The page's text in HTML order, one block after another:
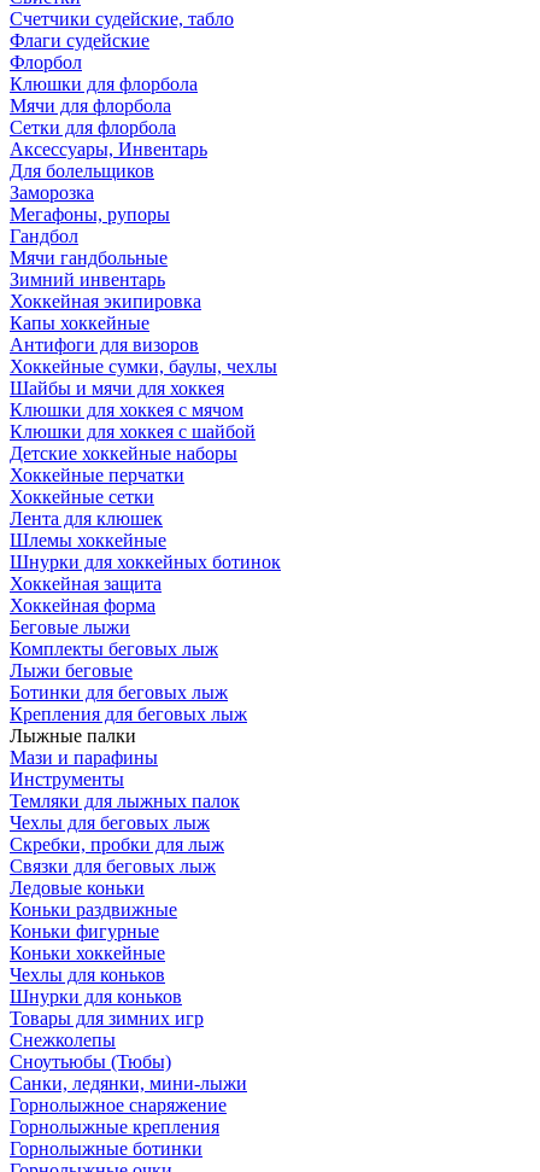
Счетчики судейские, табло
Флаги судейские
Флорбол
Клюшки для флорбола
Мячи для флорбола
Сетки для флорбола
Аксессуары, Инвентарь
Для болельщиков
Заморозка
Мегафоны, рупоры
Гандбол
Мячи гандбольные
Зимний инвентарь
Хоккейная экипировка
Капы хоккейные
Антифоги для визоров
Хоккейные сумки, баулы, чехлы
Шайбы и мячи для хоккея
Клюшки для хоккея с мячом
Клюшки для хоккея с шайбой
Детские хоккейные наборы
Хоккейные перчатки
Хоккейные сетки
Лента для клюшек
Шлемы хоккейные
Шнурки для хоккейных ботинок
Хоккейная защита
Хоккейная форма
Беговые лыжи
Комплекты беговых лыж
Лыжи беговые
Ботинки для беговых лыж
Крепления для беговых лыж
Лыжные палки
Мази и парафины
Инструменты
Темляки для лыжных палок
Чехлы для беговых лыж
Скребки, пробки для лыж
Связки для беговых лыж
Ледовые коньки
Коньки раздвижные
Коньки фигурные
Коньки хоккейные
Чехлы для коньков
Шнурки для коньков
Товары для зимних игр
Снежколепы
Сноутьюбы (Тюбы)
Санки, ледянки, мини-лыжи
Горнолыжное снаряжение
Горнолыжные крепления
Горнолыжные ботинки